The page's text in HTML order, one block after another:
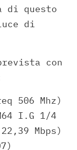
di questo
di
con
506 Mhz)
I.G 1/4
Mbps)